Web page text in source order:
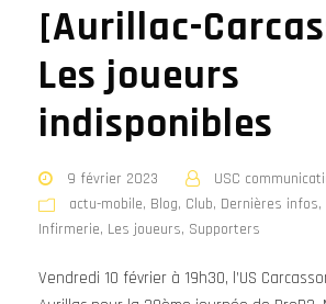
[Aurillac-
Les joueurs
indisponibles
9 février 2023
USC
actu-mobile, Blog, Club, Dernières infos,
Infirmerie, Les joueurs, Supporters
Vendredi 10 février à 19h30, l’US